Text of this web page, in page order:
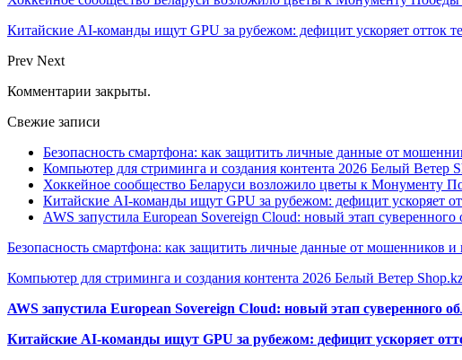
Китайские AI-команды ищут GPU за рубежом: дефицит ускоряет отток
Prev Next
Комментарии закрыты.
Свежие записи
Безопасность смартфона: как защитить личные данные от
Компьютер для стриминга и создания контента 2026 Белый Ветер
Хоккейное сообщество Беларуси возложило цветы к Монументу
Китайские AI-команды ищут GPU за рубежом: дефицит ускоряет
AWS запустила European Sovereign Cloud: новый этап суверенного
Безопасность смартфона: как защитить личные данные от мошенников и
Компьютер для стриминга и создания контента 2026 Белый Ветер
AWS запустила European Sovereign Cloud: новый этап суверенного
Китайские AI-команды ищут GPU за рубежом: дефицит ускоряет